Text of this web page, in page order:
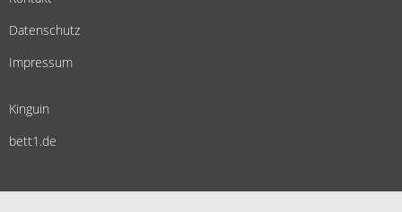
Datenschutz
Impressum
Kinguin
bett1.de